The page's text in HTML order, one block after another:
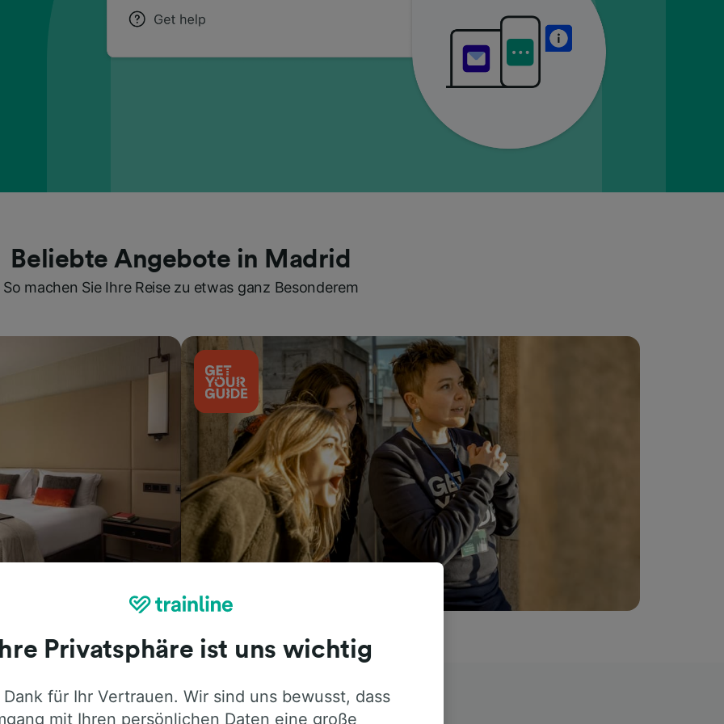
Beliebte Angebote in Madrid
So machen Sie Ihre Reise zu etwas ganz Besonderem
ehrliche Meinung von Trainline-Nutzern
Ihre Privatsphäre ist uns wichtig
für Ihr Vertrauen. Wir sind uns bewusst, dass
mit Ihren persönlichen Daten eine große